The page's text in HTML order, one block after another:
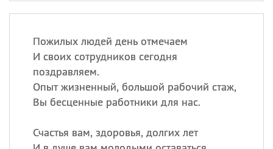
Пожилых людей день отмечаем
И своих сотрудников сегодня
поздравляем.
Опыт жизненный, большой рабочий стаж,
Вы бесценные работники для нас.
Счастья вам, здоровья, долгих лет